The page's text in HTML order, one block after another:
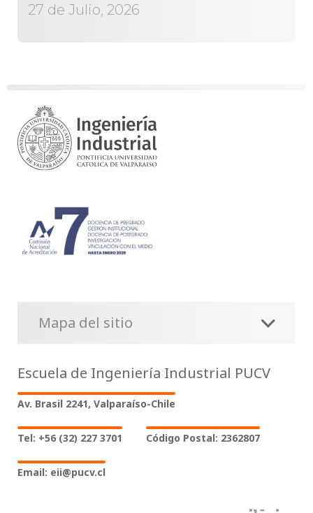
27 de Julio, 2026
Mapa del sitio
Escuela de Ingeniería Industrial PUCV
Av. Brasil 2241, Valparaíso-Chile
Tel: +56 (32) 227 3701 Código Postal: 2362807
Email: eii@pucv.cl